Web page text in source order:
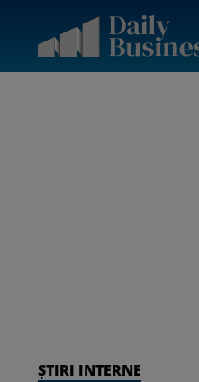
ȘTIRI INTERNE